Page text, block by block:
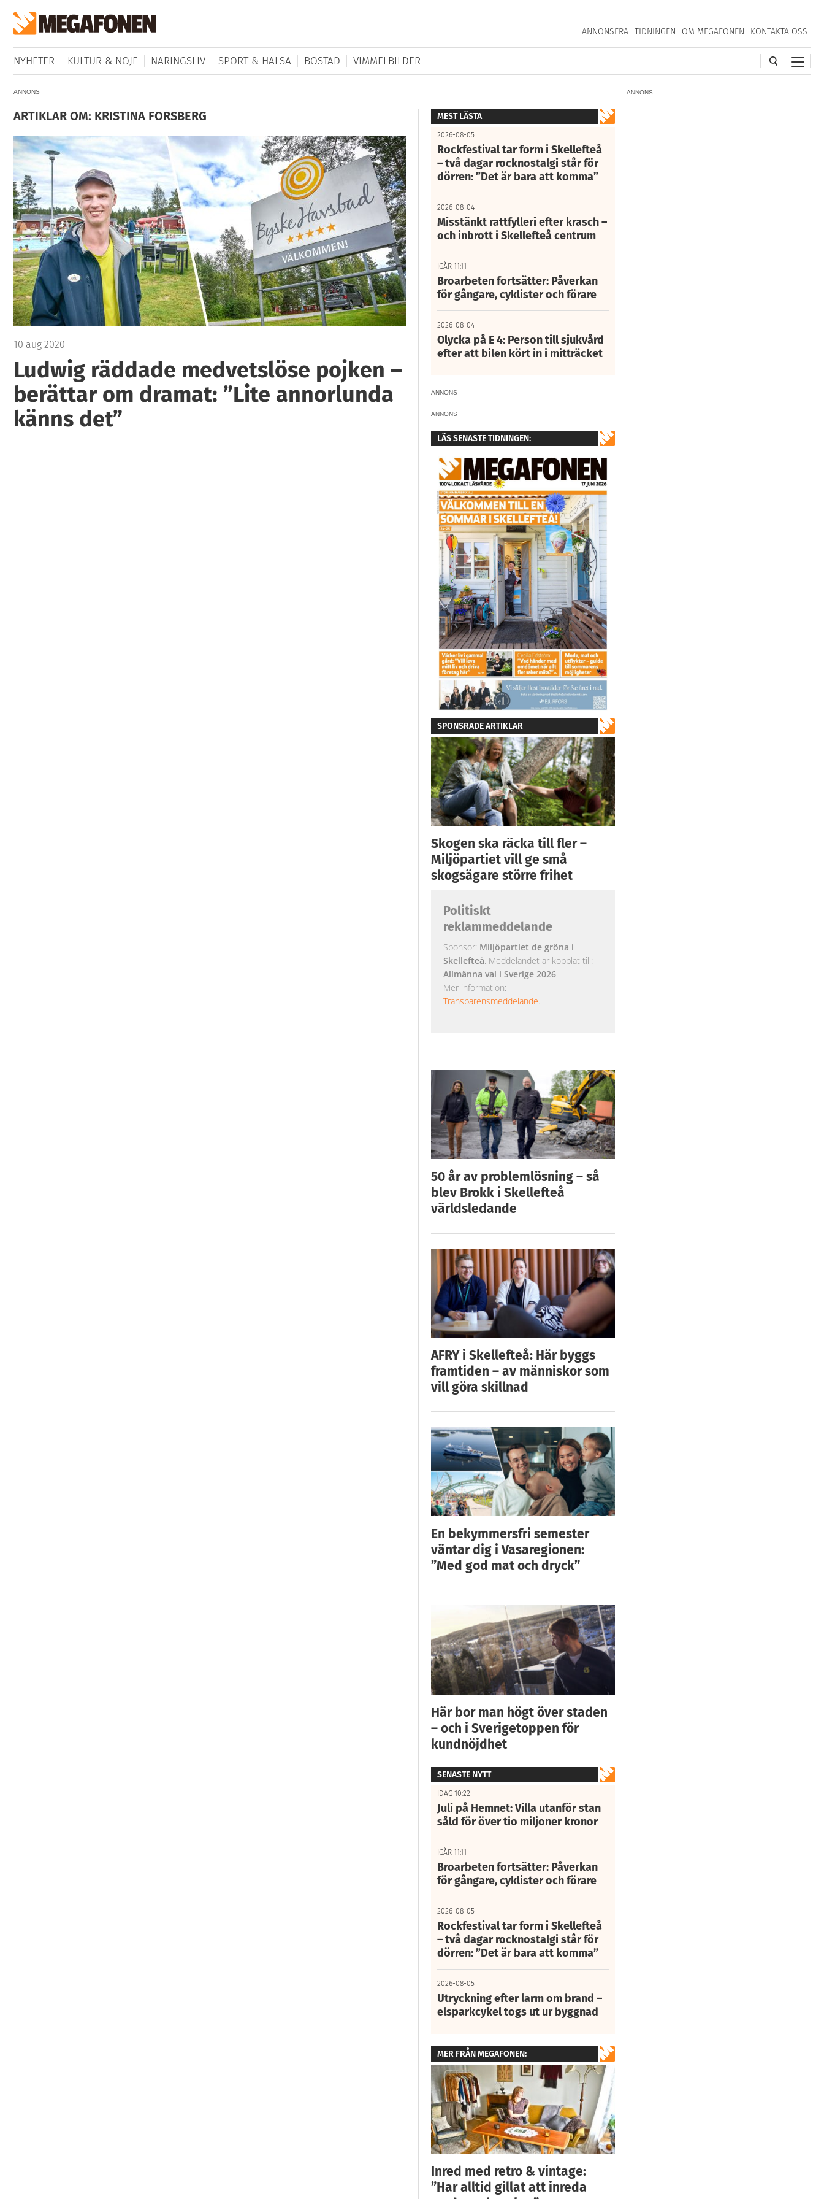
ANNONSERA TIDNINGEN OM MEGAFONEN KONTAKTA OSS
NYHETER KULTUR & NÖJE NÄRINGSLIV SPORT & HÄLSA BOSTAD VIMMELBILDER
ANNONS
ANNONS
ARTIKLAR OM: KRISTINA FORSBERG
10 aug 2020
Ludwig räddade medvetslöse pojken –
berättar om dramat: ”Lite annorlunda
känns det”
MEST LÄSTA
2026-08-05
Rockfestival tar form i Skellefteå
– två dagar rocknostalgi står för
dörren: ”Det är bara att komma”
2026-08-04
Misstänkt rattfylleri efter krasch –
och inbrott i Skellefteå centrum
IGÅR 11:11
Broarbeten fortsätter: Påverkan
för gångare, cyklister och förare
2026-08-04
Olycka på E 4: Person till sjukvård
efter att bilen kört in i mitträcket
ANNONS
ANNONS
LÄS SENASTE TIDNINGEN:
SPONSRADE ARTIKLAR
Skogen ska räcka till fler –
Miljöpartiet vill ge små
skogsägare större frihet
Politiskt
reklammeddelande
Sponsor: Miljöpartiet de gröna i
Skellefteå. Meddelandet är kopplat till:
Allmänna val i Sverige 2026.
Mer information:
Transparensmeddelande.
50 år av problemlösning – så
blev Brokk i Skellefteå
världsledande
AFRY i Skellefteå: Här byggs
framtiden – av människor som
vill göra skillnad
En bekymmersfri semester
väntar dig i Vasaregionen:
”Med god mat och dryck”
Här bor man högt över staden
– och i Sverigetoppen för
kundnöjdhet
SENASTE NYTT
IDAG 10:22
Juli på Hemnet: Villa utanför stan
såld för över tio miljoner kronor
IGÅR 11:11
Broarbeten fortsätter: Påverkan
för gångare, cyklister och förare
2026-08-05
Rockfestival tar form i Skellefteå
– två dagar rocknostalgi står för
dörren: ”Det är bara att komma”
2026-08-05
Utryckning efter larm om brand –
elsparkcykel togs ut ur byggnad
MER FRÅN MEGAFONEN:
Inred med retro & vintage:
”Har alltid gillat att inreda